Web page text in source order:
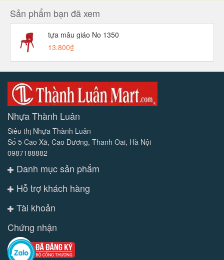
Sản phẩm bạn đã xem
tựa mâu giáo No 1350
13.800₫
Nhựa Thành Luân
Siêu thị Nhựa Thành Luân
Số 5 Cao Xã, Cao Dương, Thanh Oai, Hà Nội
0987188882
Danh mục sản phẩm
Hỗ trợ khách hàng
Tài khoản
Chứng nhận